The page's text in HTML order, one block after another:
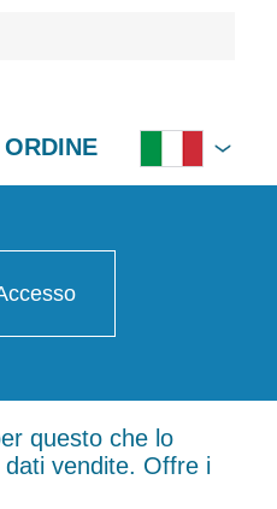
questo che lo
vendite. Offre i